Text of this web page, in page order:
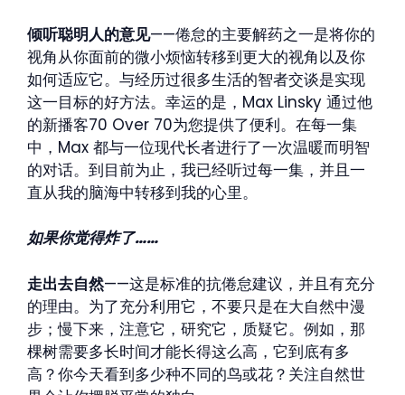
倾听聪明人的意见——倦怠的主要解药之一是将你的
视角从你面前的微小烦恼转移到更大的视角以及你
如何适应它。与经历过很多生活的智者交谈是实现
这一目标的好方法。幸运的是，Max Linsky 通过他
的新播客70 Over 70为您提供了便利。在每一集
中，Max 都与一位现代长者进行了一次温暖而明智
的对话。到目前为止，我已经听过每一集，并且一
直从我的脑海中转移到我的心里。
如果你觉得炸了……
走出去自然——这是标准的抗倦怠建议，并且有充分
的理由。为了充分利用它，不要只是在大自然中漫
步；慢下来，注意它，研究它，质疑它。例如，那
棵树需要多长时间才能长得这么高，它到底有多
高？你今天看到多少种不同的鸟或花？关注自然世